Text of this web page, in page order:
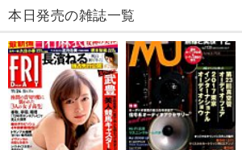
本日発売の雑誌一覧